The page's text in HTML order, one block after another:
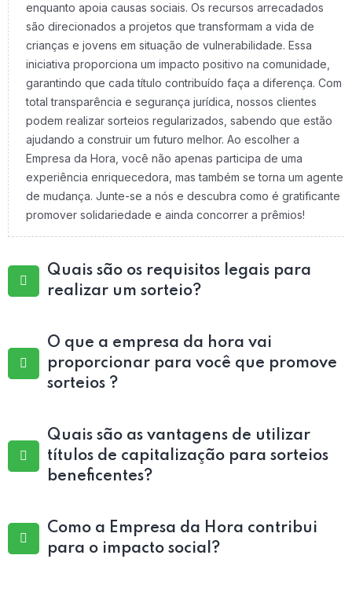
enquanto apoia causas sociais. Os recursos arrecadados
são direcionados a projetos que transformam a vida de
crianças e jovens em situação de vulnerabilidade. Essa
iniciativa proporciona um impacto positivo na comunidade,
garantindo que cada título contribuído faça a diferença. Com
total transparência e segurança jurídica, nossos clientes
podem realizar sorteios regularizados, sabendo que estão
ajudando a construir um futuro melhor. Ao escolher a
Empresa da Hora, você não apenas participa de uma
experiência enriquecedora, mas também se torna um agente
de mudança. Junte-se a nós e descubra como é gratificante
promover solidariedade e ainda concorrer a prêmios!
Quais são os requisitos legais para
realizar um sorteio?
O que a empresa da hora vai
proporcionar para você que promove
sorteios ?
Quais são as vantagens de utilizar
títulos de capitalização para sorteios
beneficentes?
Como a Empresa da Hora contribui
para o impacto social?